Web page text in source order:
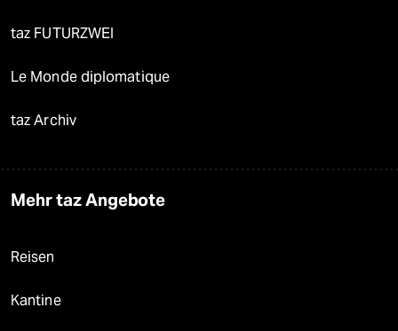
taz FUTURZWEI
Le Monde diplomatique
taz Archiv
Mehr taz Angebote
Reisen
Kantine